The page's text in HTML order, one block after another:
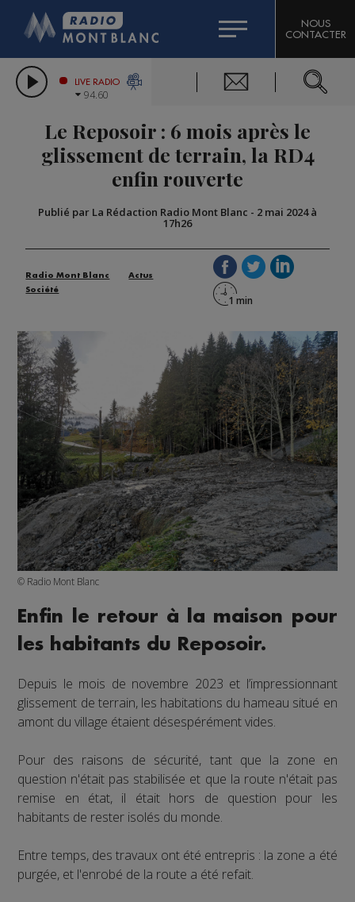
LES CHRONIQUES DE L'EXPERT
CITIZEN MACHINERY
GRAND MASSIF DOMAINES SKIABLES
BIGARD
COMPAGNIE DU MONT-BLANC
NOUS
CONTACTER
LIVE RADIO
94.60
Le Reposoir : 6 mois après le
glissement de terrain, la RD4
enfin rouverte
Publié par La Rédaction Radio Mont Blanc - 2 mai 2024 à
17h26
Radio Mont Blanc
Actus
Société
© Radio Mont Blanc
Enfin le retour à la maison pour
les habitants du Reposoir.
Depuis le mois de novembre 2023 et l’impressionnant
glissement de terrain, les habitations du hameau situé en
amont du village étaient désespérément vides.
Pour des raisons de sécurité, tant que la zone en
question n'était pas stabilisée et que la route n'était pas
remise en état, il était hors de question pour les
habitants de rester isolés du monde.
Entre temps, des travaux ont été entrepris : la zone a été
purgée, et l'enrobé de la route a été refait.